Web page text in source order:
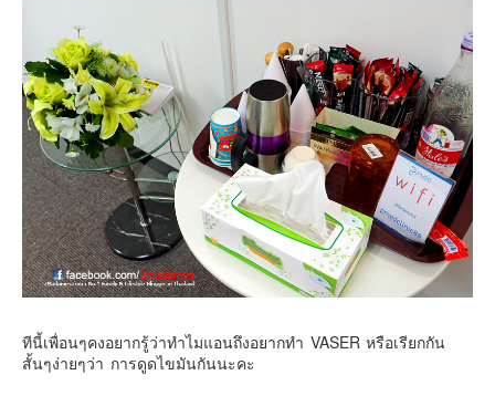
ทีนี้เพื่อนๆคงอยากรู้ว่าทำไมแอนถึงอยากทำ VASER หรือเรียกกัน
สั้นๆง่ายๆว่า การดูดไขมันกันนะคะ